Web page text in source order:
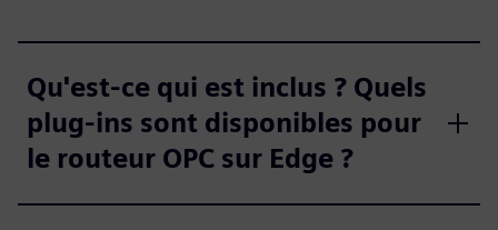
Qu'est-ce qui est inclus ? Quels
plug-ins sont disponibles pour
le routeur OPC sur Edge ?